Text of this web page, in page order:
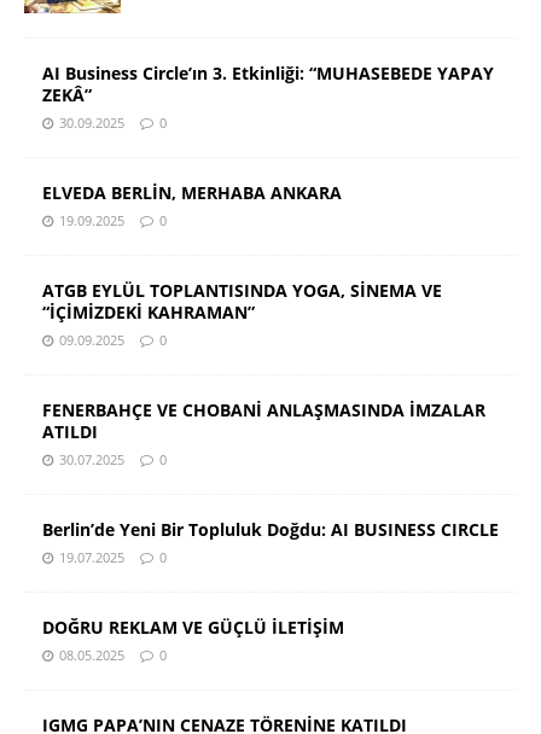
AI Business Circle’ın 3. Etkinliği: “MUHASEBEDE YAPAY
ZEKÂ”
30.09.2025 0
ELVEDA BERLİN, MERHABA ANKARA
19.09.2025 0
ATGB EYLÜL TOPLANTISINDA YOGA, SİNEMA VE
“İÇİMİZDEKİ KAHRAMAN”
09.09.2025 0
FENERBAHÇE VE CHOBANİ ANLAŞMASINDA İMZALAR
ATILDI
30.07.2025 0
Berlin’de Yeni Bir Topluluk Doğdu: AI BUSINESS CIRCLE
19.07.2025 0
DOĞRU REKLAM VE GÜÇLÜ İLETİŞİM
08.05.2025 0
IGMG PAPA’NIN CENAZE TÖRENİNE KATILDI